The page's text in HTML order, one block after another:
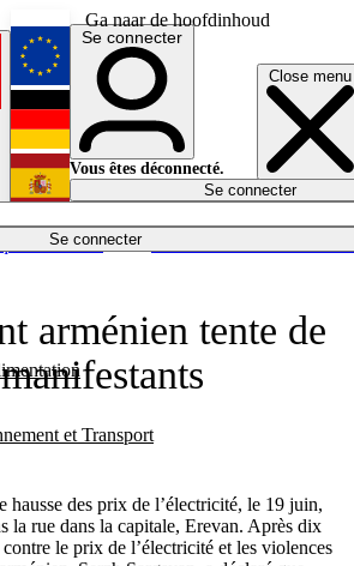
Ga naar de hoofdinhoud
Close menu
Se connecter
et Transport
Économie
English
Deutsch
Español
Se connecter
Vous êtes déconnecté.
Se connecter
arménien tente de
hausse des prix de l’électricité, le 19 juin,
la rue dans la capitale, Erevan. Après dix
le prix de l’électricité et les violences